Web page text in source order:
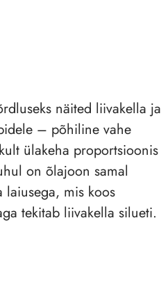
näited liivakella ja
– põhiline vahe
ülakeha proportsioonis
on õlajoon samal
laiusega, mis koos
tekitab liivakella silueti.